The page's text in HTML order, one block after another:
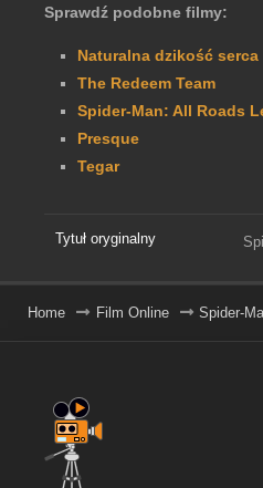
Sprawdź podobne filmy:
Naturalna dzikość serca
The Redeem Team
Spider-Man: All Roads
Presque
Tegar
Tytuł oryginalny
Home Film Online Spider-